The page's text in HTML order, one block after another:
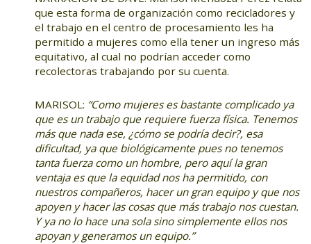
que esta forma de organización como recicladores y
el trabajo en el centro de procesamiento les ha
permitido a mujeres como ella tener un ingreso más
equitativo, al cual no podrían acceder como
recolectoras trabajando por su cuenta.
MARISOL: “Como mujeres es bastante complicado ya
que es un trabajo que requiere fuerza física. Tenemos
más que nada ese, ¿cómo se podría decir?, esa
dificultad, ya que biológicamente pues no tenemos
tanta fuerza como un hombre, pero aquí la gran
ventaja es que la equidad nos ha permitido, con
nuestros compañeros, hacer un gran equipo y que nos
apoyen y hacer las cosas que más trabajo nos cuestan.
Y ya no lo hace una sola sino simplemente ellos nos
apoyan y generamos un equipo.”